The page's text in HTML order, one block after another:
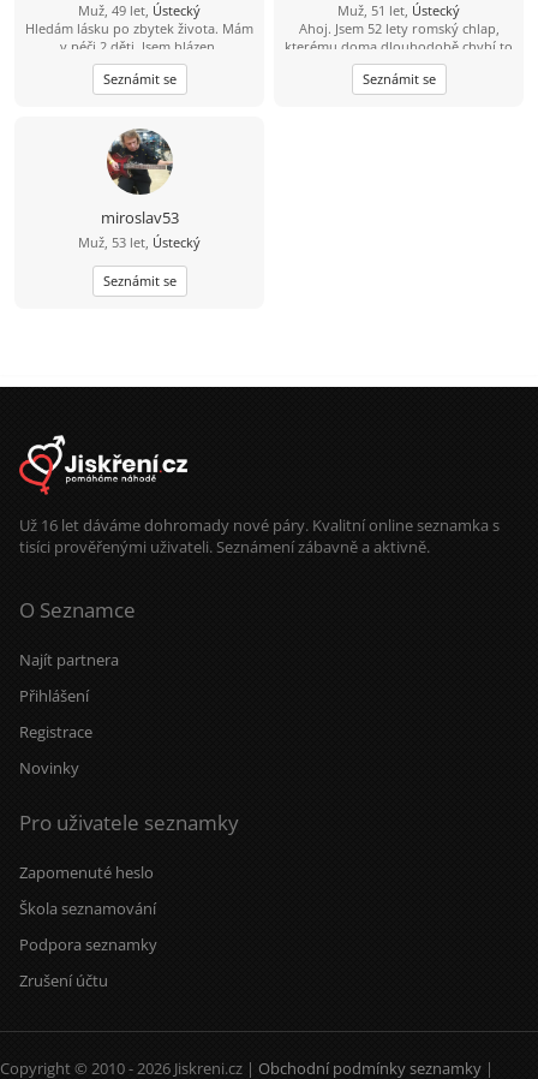
Muž, 49 let, Ústecký
Hledám lásku po zbytek života. Mám
v péči 2 děti. Jsem blázen.
Seznámit se
Muž, 51 let, Ústecký
Ahoj. Jsem 52 lety romský chlap,
kterému doma dlouhodobě chybí to
nejdůležitější – obyčejné lidské
objetí, opora, porozumění a
intimita. Na nic si nehraju a nechci
Seznámit se
miroslav53
Muž, 53 let, Ústecký
Seznámit se
Už 16 let dáváme dohromady nové páry. Kvalitní online seznamka s
tisíci prověřenými uživateli. Seznámení zábavně a aktivně.
O Seznamce
Najít partnera
Přihlášení
Registrace
Novinky
Pro uživatele seznamky
Zapomenuté heslo
Škola seznamování
Podpora seznamky
Zrušení účtu
Copyright © 2010 - 2026 Jiskreni.cz | Obchodní podmínky seznamky |